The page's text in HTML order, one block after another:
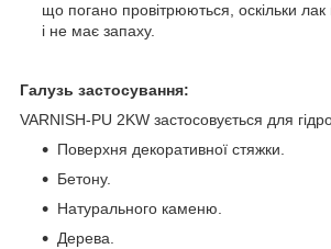
що погано провітрюються, оскільки лак
і не має запаху.
Галузь застосування:
VARNISH-PU 2KW застосовується для
Поверхня декоративної стяжки.
Бетону.
Натурального каменю.
Дерева.